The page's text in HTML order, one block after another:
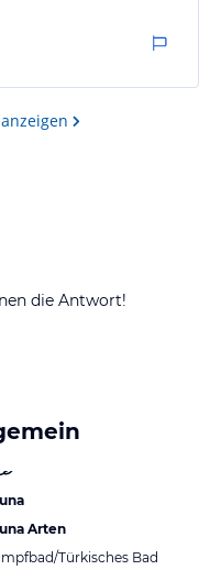
die Antwort!
Arten
Türkisches Bad